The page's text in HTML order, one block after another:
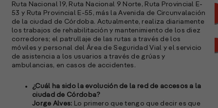
Ruta Nacional 19, Ruta Nacional 9 Norte, Ruta Provincial E-
53 y Ruta Provincial E-55, más la Avenida de Circunvalación
de la ciudad de Córdoba. Actualmente, realiza diariamente
los trabajos de rehabilitación y mantenimiento de los diez
corredores; el patrullaje de las rutas a través de los
móviles y personal del Área de Seguridad Vial y el servicio
de asistencia a los usuarios a través de grúas y
ambulancias, en casos de accidentes.
¿Cuál ha sido la evolución de la red de accesos a la
ciudad de Córdoba?
Jorge Alves: Lo primero que tengo que decir es que